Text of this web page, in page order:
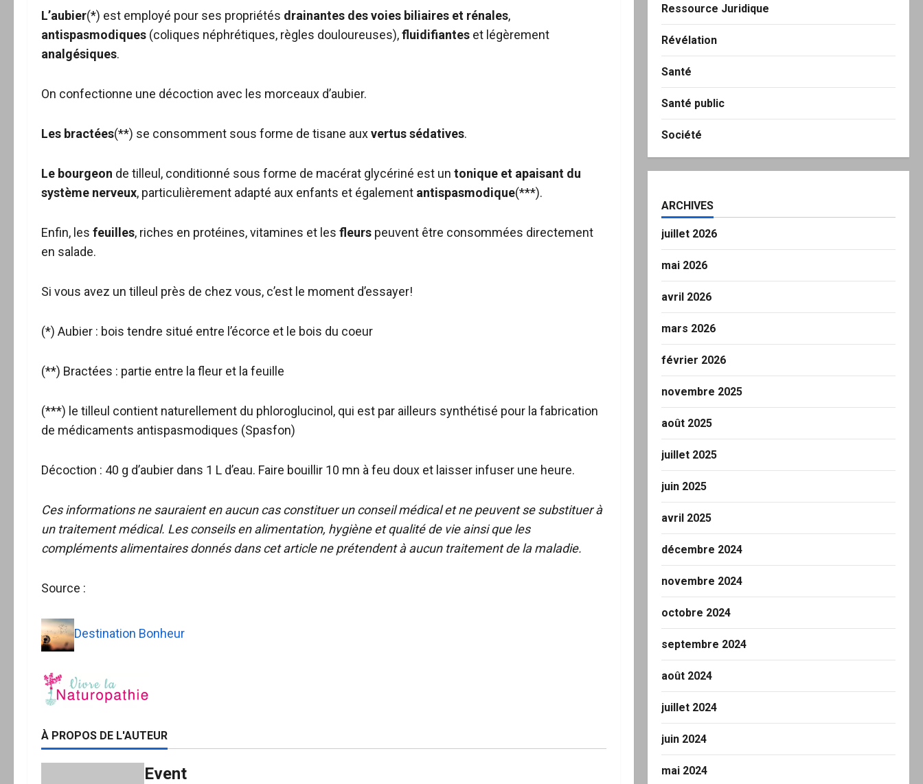
L’aubier(*) est employé pour ses propriétés drainantes des voies biliaires et rénales,
antispasmodiques (coliques néphrétiques, règles douloureuses),fluidifiantes et légèrement
analgésiques.
On confectionne une décoction avec les morceaux d’aubier.
Les bractées(**) se consomment sous forme de tisane auxvertus sédatives.
Le bourgeon de tilleul, conditionné sous forme de macérat glycériné est un tonique et apaisant du
système nerveux, particulièrement adapté aux enfants et également antispasmodique(***).
Enfin, les feuilles, riches en protéines, vitamines et les fleurs peuvent être consommées directement
en salade.
Si vous avez un tilleul près de chez vous, c’est le moment d’essayer!
(*) Aubier : bois tendre situé entre l’écorce et le bois du coeur
(**) Bractées : partie entre la fleur et la feuille
(***) le tilleul contient naturellement du phloroglucinol, qui est par ailleurs synthétisé pour la fabrication
de médicaments antispasmodiques (Spasfon)
Décoction : 40 g d’aubier dans 1 L d’eau. Faire bouillir 10 mn à feu doux et laisser infuser une heure.
Ces informations ne sauraient en aucun cas constituer un conseil médical et ne peuvent se substituer à
un traitement médical. Les conseils en alimentation, hygiène et qualité de vie ainsi que les
compléments alimentaires donnés dans cet article ne prétendent à aucun traitement de la maladie.
Source :
Destination Bonheur
À PROPOS DE L'AUTEUR
Event
Ressource Juridique
Révélation
Santé
Santé public
Société
ARCHIVES
juillet 2026
mai 2026
avril 2026
mars 2026
février 2026
novembre 2025
août 2025
juillet 2025
juin 2025
avril 2025
décembre 2024
novembre 2024
octobre 2024
septembre 2024
août 2024
juillet 2024
juin 2024
mai 2024